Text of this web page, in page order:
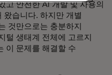
고 안전한 AI 개발 및 사용의
왔습니다. 하지만 개별
것만으로는 충분하지
털 생태계 전체에 고르지
이 문제를 해결할 수